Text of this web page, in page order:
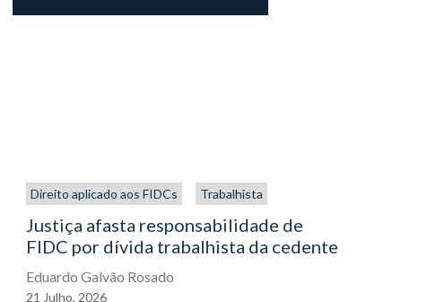
Direito aplicado aos FIDCs Trabalhista
Justiça afasta responsabilidade de
FIDC por dívida trabalhista da cedente
Eduardo Galvão Rosado
21 Julho, 2026